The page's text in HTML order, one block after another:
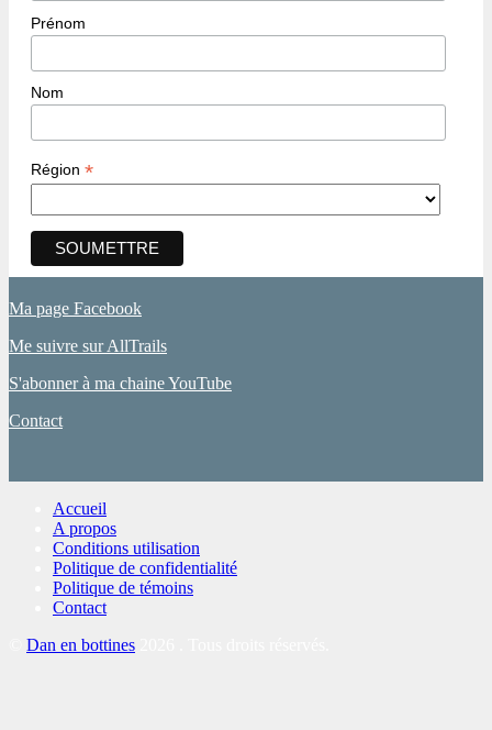
Prénom
Nom
Région *
Ma page Facebook
Me suivre sur AllTrails
S'abonner à ma chaine YouTube
Contact
Accueil
A propos
Conditions utilisation
Politique de confidentialité
Politique de témoins
Contact
Dan en bottines